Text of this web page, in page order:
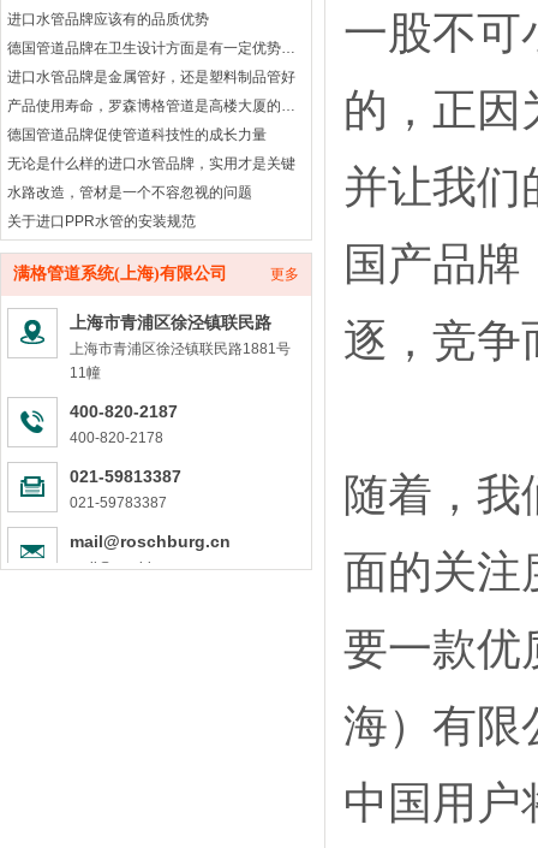
进口水管品牌应该有的品质优势
德国管道品牌在卫生设计方面是有一定优势作用
进口水管品牌是金属管好，还是塑料制品管好
产品使用寿命，罗森博格管道是高楼大厦的首选
德国管道品牌促使管道科技性的成长力量
无论是什么样的进口水管品牌，实用才是关键
水路改造，管材是一个不容忽视的问题
关于进口PPR水管的安装规范
深度认知进口水管品牌
进口水管品牌到底怎么样？
令人放心的德国管道品牌
德国管道品牌中的佼佼者
罗森博格管道是安全的PPR管道品牌
德国进口管道，值得信任
“德国制造”强在哪儿？“罗森博格”强在哪儿？
品质有保障的产品，才有灵魂
健康家庭给水卫士，原装进口PPR管道-德国罗森博格管道
满格管道系统(上海)有限公司 更多
上海市青浦区徐泾镇联民路
1881号11幢
上海市青浦区徐泾镇联民路1881号
11幢
400-820-2187
400-820-2178
021-59813387
021-59783387
mail@roschburg.cn
mail@roschburg.cn
一股不可
的，正因
并让我们
国产品
逐，竞争
随着，
面的关注
要一款优
海）有限
中国用户